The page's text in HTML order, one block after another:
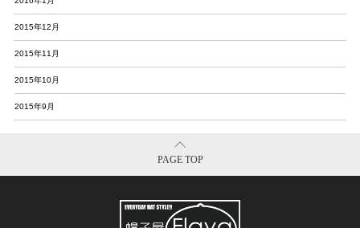
2015年12月
2015年11月
2015年10月
2015年9月
PAGE TOP